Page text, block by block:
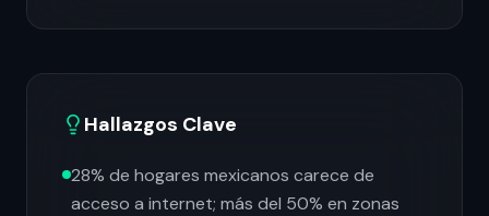
Hallazgos Clave
28% de hogares mexicanos carece de
acceso a internet; más del 50% en zonas